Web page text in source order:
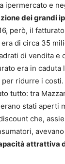
ipermercato e
dei grandi
però, il
era di circa 35
di vendita e
era in caduta
ridurre i
tutto: tra
stati aperti
che,
attrattiva